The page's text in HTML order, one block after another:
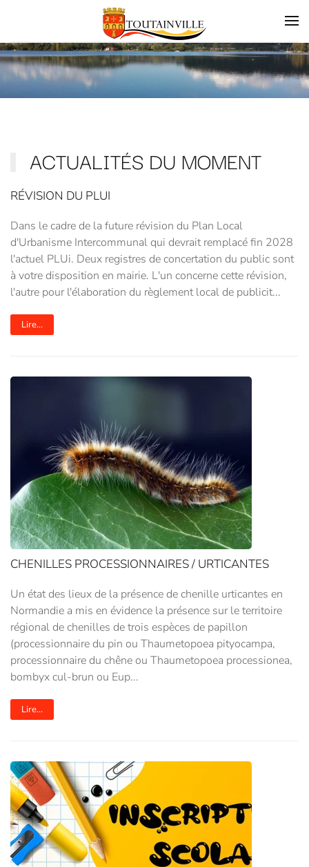
Skip to main content
ACTUALITÉS DU MOMENT
RÉVISION DU PLUI
Dans le cadre de la future révision du Plan Local
d'Urbanisme Intercommunal qui devrait remplacé fin 2028
l'actuel PLUi. Deux registres de concertation du public sont
à votre disposition en mairie. L'un concerne cette révision,
l'autre pour l'élaboration du règlement local de publicit...
Lire...
CHENILLES PROCESSIONNAIRES / URTICANTES
Un état des lieux de la présence de chenille urticantes en
Normandie a mis en évidence la présence sur le territoire
régional de chenilles de trois espèces de papillon
(processionnaire du pin ou Thaumetopoea pityocampa,
processionnaire du chêne ou Thaumetopoea processionea,
bombyx cul-brun ou Eup...
Lire...